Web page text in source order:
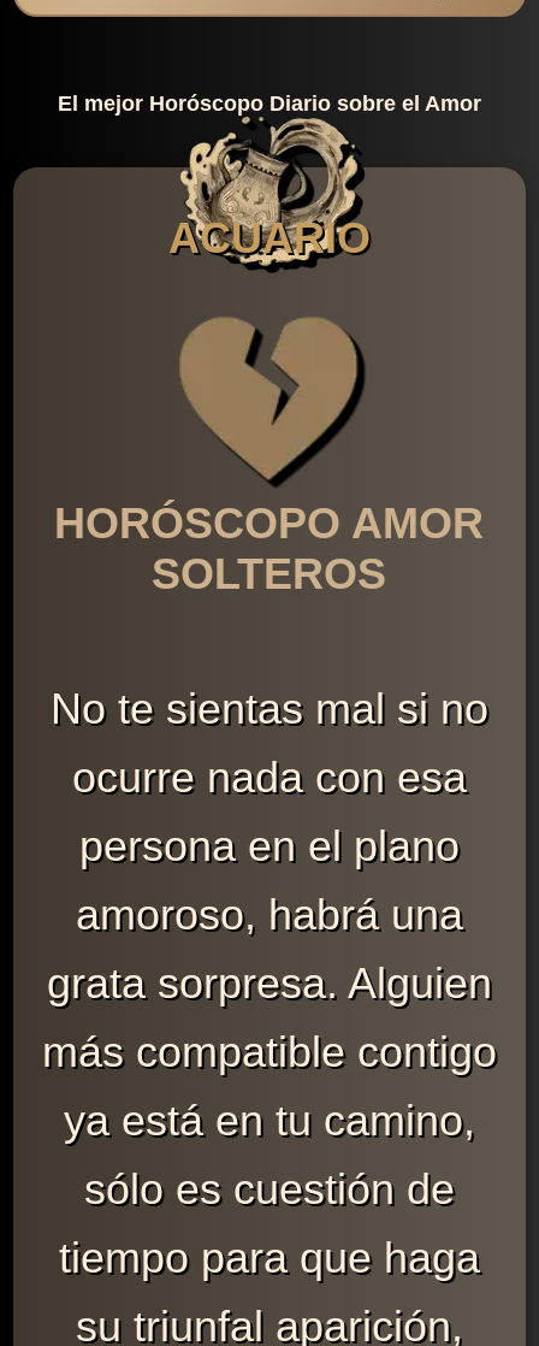
El mejor Horóscopo Diario sobre el Amor
ACUARIO
HORÓSCOPO AMOR
SOLTEROS
No te sientas mal si no
ocurre nada con esa
persona en el plano
amoroso, habrá una
grata sorpresa. Alguien
más compatible contigo
ya está en tu camino,
sólo es cuestión de
tiempo para que haga
su triunfal aparición,